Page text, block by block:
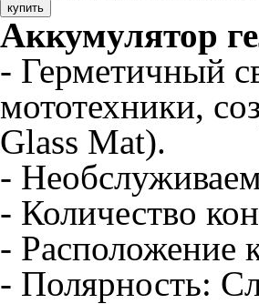
купить
Аккумулятор
- Герметичный
мототехники,
Glass Mat).
-
- Количество
- Расположение
- Полярность: